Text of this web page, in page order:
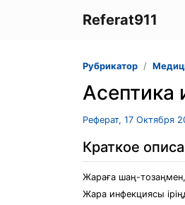
Referat911
Рубрикатор
Асептика
Реферат, 17 Октября
Краткое
Жараға шаң-
Жара инфекциясы